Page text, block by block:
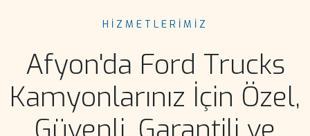
HIZMETLERIMIZ
Afyon'da Ford Trucks
Kamyonlarınız İçin Özel,